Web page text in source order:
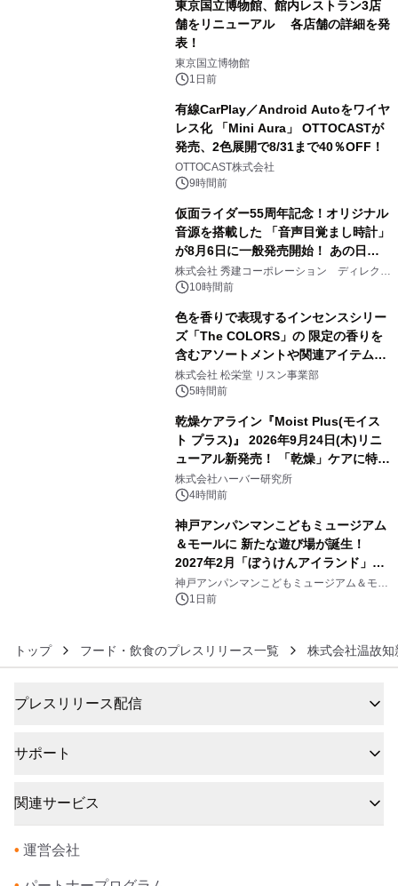
東京国立博物館、館内レストラン3店
舗をリニューアル 各店舗の詳細を発
表！
東京国立博物館
1日前
有線CarPlay／Android Autoをワイヤ
レス化 「Mini Aura」 OTTOCASTが
発売、2色展開で8/31まで40％OFF！
OTTOCAST株式会社
9時間前
仮面ライダー55周年記念！オリジナル
音源を搭載した 「音声目覚まし時計」
が8月6日に一般発売開始！ あの日の
大興奮が今甦る
株式会社 秀建コーポレーション ディレクト
アートギャラリー
10時間前
色を香りで表現するインセンスシリー
ズ「The COLORS」の 限定の香りを
含むアソートメントや関連アイテムを
8月6日発売
株式会社 松栄堂 リスン事業部
5時間前
乾燥ケアライン『Moist Plus(モイス
ト プラス)』 2026年9月24日(木)リニ
ューアル新発売！ 「乾燥」ケアに特化
し、ライン使いで潤いに満ちた肌へ
株式会社ハーバー研究所
4時間前
神戸アンパンマンこどもミュージアム
＆モールに 新たな遊び場が誕生！
2027年2月「ぼうけんアイランド」が
オープン
神戸アンパンマンこどもミュージアム＆モー
ル 1日前
トップ フード・飲食のプレスリリース一覧 株式会社温故知
プレスリリース配信
サポート
関連サービス
• 運営会社